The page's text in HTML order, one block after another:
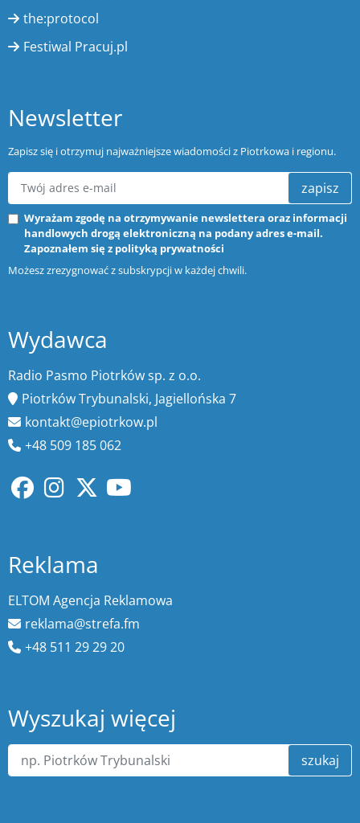
the:protocol
Festiwal Pracuj.pl
Newsletter
Zapisz się i otrzymuj najważniejsze wiadomości z Piotrkowa i regionu.
zapisz
Wyrażam zgodę na otrzymywanie newslettera oraz informacji
handlowych drogą elektroniczną na podany adres e-mail.
Zapoznałem się z polityką prywatności
Możesz zrezygnować z subskrypcji w każdej chwili.
Wydawca
Radio Pasmo Piotrków sp. z o.o.
Piotrków Trybunalski, Jagiellońska 7
kontakt@epiotrkow.pl
+48 509 185 062
Reklama
ELTOM Agencja Reklamowa
reklama@strefa.fm
+48 511 29 29 20
Wyszukaj więcej
szukaj